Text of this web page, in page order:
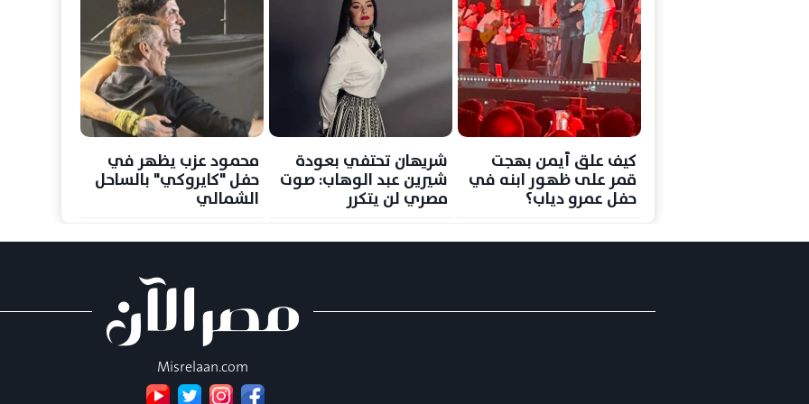
كيف علق أيمن بهجت
قمر على ظهور ابنه في
حفل عمرو دياب؟
شريهان تحتفي بعودة
شيرين عبد الوهاب: صوت
مصري لن يتكرر
محمود عزب يظهر في
حفل "كايروكي" بالساحل
الشمالي
Misrelaan.com